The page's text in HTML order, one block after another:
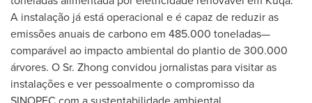
A instalação já está operacional e é capaz de reduzir as
emissões anuais de carbono em 485.000 toneladas—
comparável ao impacto ambiental do plantio de 300.000
árvores. O Sr. Zhong convidou jornalistas para visitar as
instalações e ver pessoalmente o compromisso da